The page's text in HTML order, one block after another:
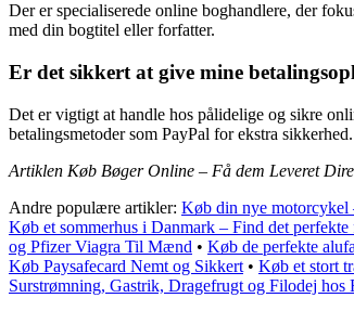
Der er specialiserede online boghandlere, der
med din bogtitel eller forfatter.
Er det sikkert at give mine
Det er vigtigt at handle hos pålidelige og sikre
betalingsmetoder som PayPal for ekstra sikkerhed.
Artiklen Køb Bøger Online – Få dem Leveret
Andre populære artikler: Køb din nye motorcykel
Køb et sommerhus i Danmark – Find det perfekte
og Pfizer Viagra Til Mænd • Køb de perfekte
Køb Paysafecard Nemt og Sikkert • Køb et stort
Surstrømning, Gastrik, Dragefrugt og Filodej hos